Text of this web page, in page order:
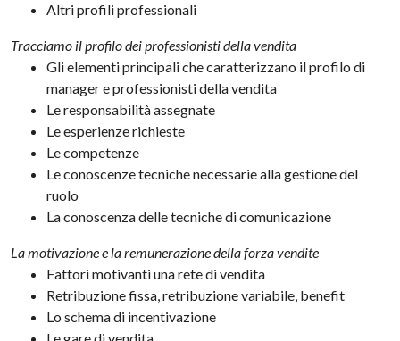
Altri profili professionali
Tracciamo il profilo dei professionisti della vendita
Gli elementi principali che caratterizzano il profilo di
manager e professionisti della vendita
Le responsabilità assegnate
Le esperienze richieste
Le competenze
Le conoscenze tecniche necessarie alla gestione del
ruolo
La conoscenza delle tecniche di comunicazione
La motivazione e la remunerazione della forza vendite
Fattori motivanti una rete di vendita
Retribuzione fissa, retribuzione variabile, benefit
Lo schema di incentivazione